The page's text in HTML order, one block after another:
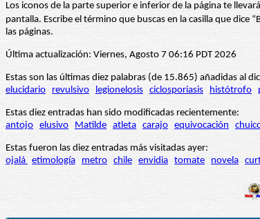
Los iconos de la parte superior e inferior de la página te
pantalla. Escribe el término que buscas en la casilla que
las páginas.
Última actualización: Viernes, Agosto 7 06:16 PDT 2026
Estas son las últimas diez palabras (de 15.865) añadidas al
elucidario
revulsivo legionelosis ciclosporiasis histótrofo
Estas diez entradas han sido modificadas recientemente:
antojo elusivo Matilde atleta carajo equivocación
Estas fueron las diez entradas más visitadas ayer:
ojalá etimología metro chile envidia tomate novela